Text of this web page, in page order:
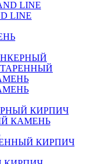
LINE
КИРПИЧ
КАМЕНЬ
КИРПИЧ